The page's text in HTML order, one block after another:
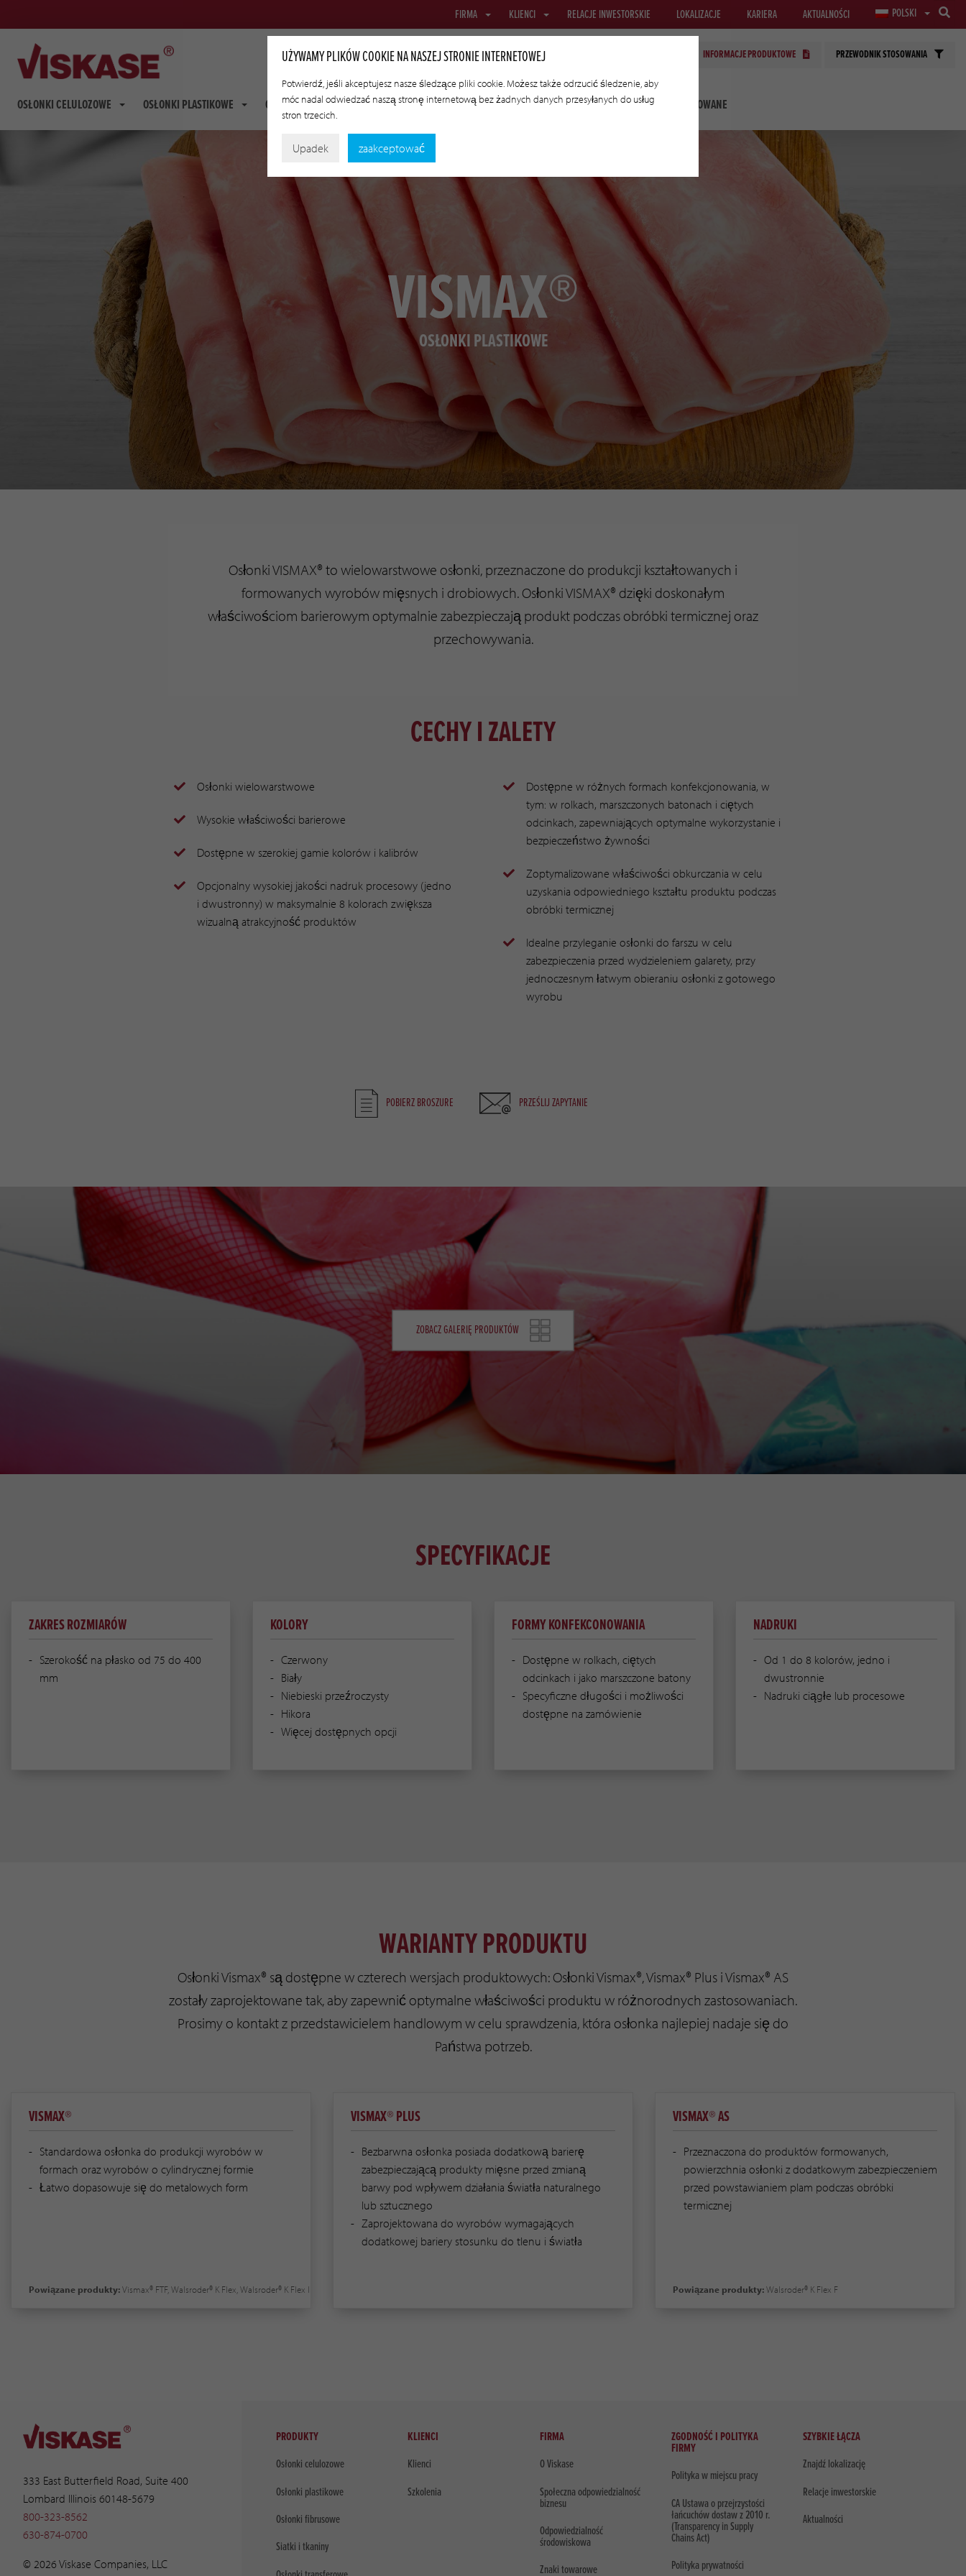
FIRMA KLIENCI RELACJE INWESTORSKIE LOKALIZACJE KARIERA AKTUALNOŚCI POLSKI
OSŁONKI CELULOZOWE OSŁONKI PLASTIKOWE OSŁONKI FIBRUSOWE SIATKI I TKANINY OSŁONKI TRANSFEROWE TECHNOLOGIE STOSOWANE
INFORMACJE PRODUKTOWE PRZEWODNIK STOSOWANIA
VISMAX®
OSŁONKI PLASTIKOWE
Osłonki VISMAX® to wielowarstwowe osłonki, przeznaczone do produkcji kształtowanych i
formowanych wyrobów mięsnych i drobiowych. Osłonki VISMAX® dzięki doskonałym
właściwościom barierowym optymalnie zabezpieczają produkt podczas obróbki termicznej oraz
przechowywania.
CECHY I ZALETY
Osłonki wielowarstwowe
Wysokie właściwości barierowe
Dostępne w szerokiej gamie kolorów i kalibrów
Opcjonalny wysokiej jakości nadruk procesowy (jedno
i dwustronny) w maksymalnie 8 kolorach zwiększa
wizualną atrakcyjność produktów
Dostępne w różnych formach konfekcjonowania, w
tym: w rolkach, marszczonych batonach i ciętych
odcinkach, zapewniających optymalne wykorzystanie i
bezpieczeństwo żywności
Zoptymalizowane właściwości obkurczania w celu
uzyskania odpowiedniego kształtu produktu podczas
obróbki termicznej
Idealne przyleganie osłonki do farszu w celu
zabezpieczenia przed wydzieleniem galarety, przy
jednoczesnym łatwym obieraniu osłonki z gotowego
wyrobu
POBIERZ BROSZURE PRZEŚLIJ ZAPYTANIE
ZOBACZ GALERIĘ PRODUKTÓW
SPECYFIKACJE
ZAKRES ROZMIARÓW
Szerokość na płasko od 75 do 400
mm
KOLORY
Czerwony
Biały
Niebieski przeźroczysty
Hikora
Więcej dostępnych opcji
FORMY KONFEKCONOWANIA
Dostępne w rolkach, ciętych
odcinkach i jako marszczone batony
Specyficzne długości i możliwości
dostępne na zamówienie
NADRUKI
Od 1 do 8 kolorów, jedno i
dwustronnie
Nadruki ciągłe lub procesowe
WARIANTY PRODUKTU
Osłonki Vismax® są dostępne w czterech wersjach produktowych: Osłonki Vismax®, Vismax® Plus i Vismax® AS
zostały zaprojektowane tak, aby zapewnić optymalne właściwości produktu w różnorodnych zastosowaniach.
Prosimy o kontakt z przedstawicielem handlowym w celu sprawdzenia, która osłonka najlepiej nadaje się do
Państwa potrzeb.
VISMAX®
Standardowa osłonka do produkcji wyrobów w
formach oraz wyrobów o cylindrycznej formie
Łatwo dopasowuje się do metalowych form
Powiązane produkty:Vismax® FTF, Walsroder® K Flex, Walsroder® K Flex I
VISMAX® PLUS
Bezbarwna osłonka posiada dodatkową barierę
zabezpieczającą produkty mięsne przed zmianą
barwy pod wpływem działania światła naturalnego
lub sztucznego
Zaprojektowana do wyrobów wymagających
dodatkowej bariery stosunku do tlenu i światła
VISMAX® AS
Przeznaczona do produktów formowanych,
powierzchnia osłonki z dodatkowym zabezpieczeniem
przed powstawianiem plam podczas obróbki
termicznej
Powiązane produkty:Walsroder® K Flex F
333 East Butterfield Road, Suite 400
Lombard Illinois 60148-5679
800-323-8562
630-874-0700
© 2026 Viskase Companies, LLC
PRODUKTY
Osłonki celulozowe
Osłonki plastikowe
Osłonki fibrusowe
Siatki i tkaniny
KLIENCI
Klienci
Szkolenia
FIRMA
O Viskase
Społeczna odpowiedzialność
biznesu
Odpowiedzialność
środowiskowa
Znaki towarowe
ZGODNOŚĆ I POLITYKA
FIRMY
Polityka w miejscu pracy
CA Ustawa o przejrzystości
łańcuchów dostaw z 2010 r.
(Transparency in Supply
Chains Act)
Polityka prywatności
SZYBKIE ŁĄCZA
Znajdź lokalizację
Relacje inwestorskie
Aktualności
UŻYWAMY PLIKÓW COOKIE NA NASZEJ STRONIE INTERNETOWEJ
Potwierdź, jeśli akceptujesz nasze śledzące pliki cookie. Możesz także odrzucić śledzenie, aby
móc nadal odwiedzać naszą stronę internetową bez żadnych danych przesyłanych do usług
stron trzecich.
Upadek zaakceptować